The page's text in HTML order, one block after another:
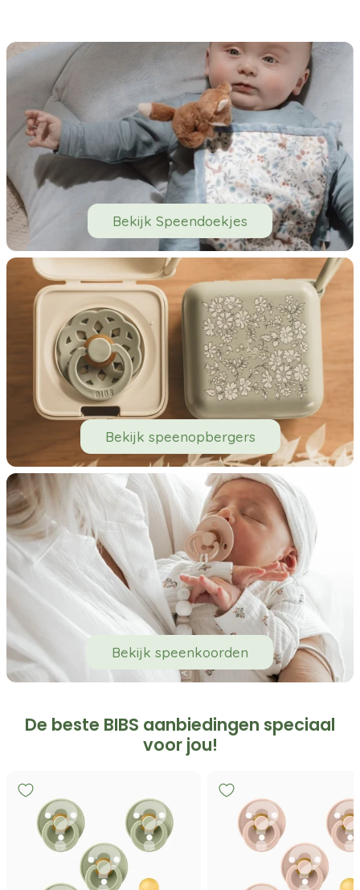
Bekijk Speendoekjes
Bekijk speenopbergers
Bekijk speenkoorden
De beste BIBS aanbiedingen speciaal
voor jou!